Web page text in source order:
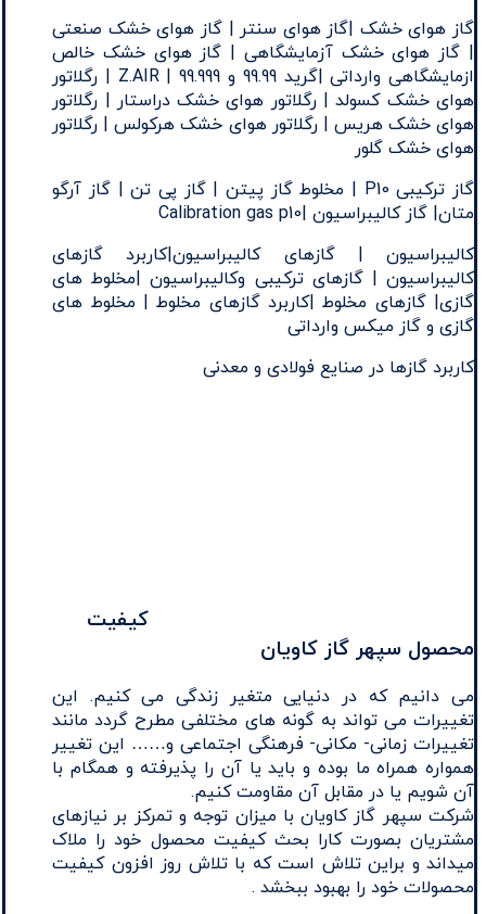
گاز هوای خشک |گاز هوای سنتر | گاز هوای خشک صنعتی
| گاز هوای خشک آزمایشگاهی | گاز هوای خشک خالص
ازمایشگاهی وارداتی |گرید 99.99 و 99.999 | Z.AIR | رگلاتور
هوای خشک کسولد | رگلاتور هوای خشک دراستار | رگلاتور
هوای خشک هریس | رگلاتور هوای خشک هرکولس | رگلاتور
هوای خشک گلور
گاز ترکیبی P10 | مخلوط گاز پیتن | گاز پی تن | گاز آرگو
متان| گاز کالیبراسیون |Calibration gas p10
کالیبراسیون | گازهای کالیبراسیون|کاربرد گازهای
کالیبراسیون | گازهای ترکیبی وکالیبراسیون |مخلوط های
گازی| گازهای مخلوط |کاربرد گازهای مخلوط | مخلوط های
گازی و گاز میکس وارداتی
کاربرد گازها در صنایع فولادی و معدنی
کیفیت
محصول سپهر گاز کاویان
می دانیم که در دنیایی متغیر زندگی می کنیم. این
تغییرات می تواند به گونه های مختلفی مطرح گردد مانند
تغییرات زمانی- مکانی- فرهنگی اجتماعی و…… این تغییر
همواره همراه ما بوده و باید یا آن را پذیرفته و همگام با
آن شویم یا در مقابل آن مقاومت کنیم.
شرکت سپهر گاز کاویان با میزان توجه و تمرکز بر نیازهای
مشتریان بصورت کارا بحث کیفیت محصول خود را ملاک
میداند و براین تلاش است که با تلاش روز افزون کیفیت
محصولات خود را بهبود ببخشد .